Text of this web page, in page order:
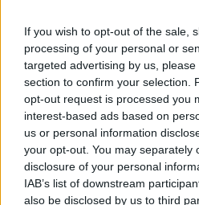
If you wish to opt-out of the sale,
processing of your personal or
targeted advertising by us,
section to confirm your selection.
opt-out request is processed you
interest-based ads based on
us or personal information
your opt-out. You may separately
disclosure of your personal
IAB’s list of downstream
also be disclosed by us to third
04/08/26|
«Πράσινο
για τη
03/08/26|